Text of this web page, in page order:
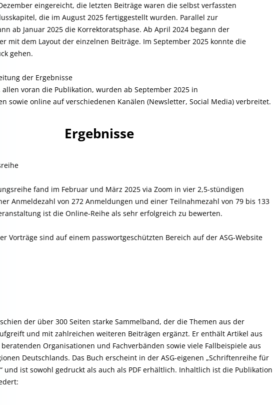
eingereicht, die letzten Beiträge waren die selbst verfassten
die im August 2025 fertiggestellt wurden. Parallel zur
ab Januar 2025 die Korrektoratsphase. Ab April 2024 begann der
mit dem Layout der einzelnen Beiträge. Im September 2025 konnte die
gehen.
der Ergebnisse
allen voran die Publikation, wurden ab September 2025 in
sowie online auf verschiedenen Kanälen (Newsletter, Social Media) verbreitet.
Ergebnisse
fand im Februar und März 2025 via Zoom in vier 2,5-stündigen
Anmeldezahl von 272 Anmeldungen und einer Teilnahmezahl von 79 bis 133
ist die Online-Reihe als sehr erfolgreich zu bewerten.
Vorträge sind auf einem passwortgeschützten Bereich auf der ASG-Website
der über 300 Seiten starke Sammelband, der die Themen aus der
und mit zahlreichen weiteren Beiträgen ergänzt. Er enthält Artikel aus
Organisationen und Fachverbänden sowie viele Fallbeispiele aus
Deutschlands. Das Buch erscheint in der ASG-eigenen „Schriftenreihe für
und ist sowohl gedruckt als auch als PDF erhältlich. Inhaltlich ist die Publikation